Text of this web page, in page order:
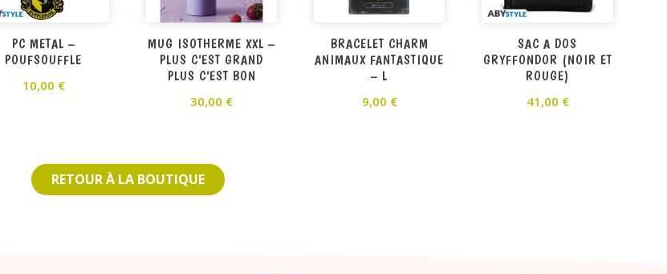
PC METAL –
POUFSOUFFLE
10,00 €
MUG ISOTHERME XXL –
PLUS C’EST GRAND
PLUS C’EST BON
30,00 €
BRACELET CHARM
ANIMAUX FANTASTIQUE
– L
9,00 €
SAC A DOS
GRYFFONDOR (NOIR ET
ROUGE)
41,00 €
RETOUR À LA BOUTIQUE